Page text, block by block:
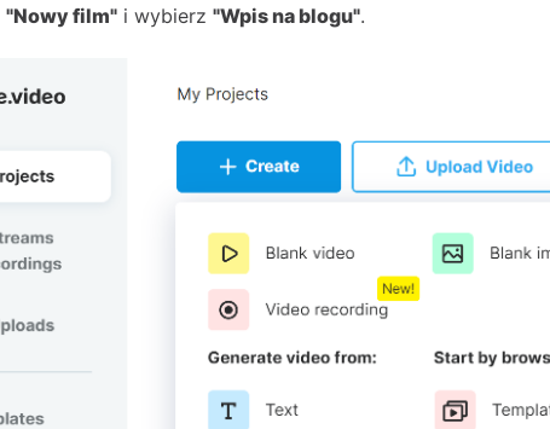
"Nowy film" i wybierz "Wpis na blogu".